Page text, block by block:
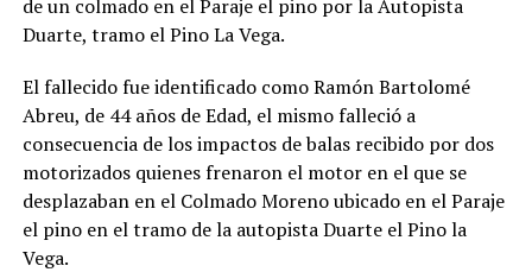
de un colmado en el Paraje el pino por la Autopista
Duarte, tramo el Pino La Vega.
El fallecido fue identificado como Ramón Bartolomé
Abreu, de 44 años de Edad, el mismo falleció a
consecuencia de los impactos de balas recibido por dos
motorizados quienes frenaron el motor en el que se
desplazaban en el Colmado Moreno ubicado en el Paraje
el pino en el tramo de la autopista Duarte el Pino la
Vega.